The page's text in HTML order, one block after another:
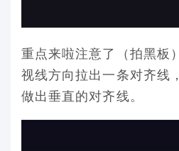
重点来啦注意了（拍黑板
视线方向拉出一条对齐线
做出垂直的对齐线。